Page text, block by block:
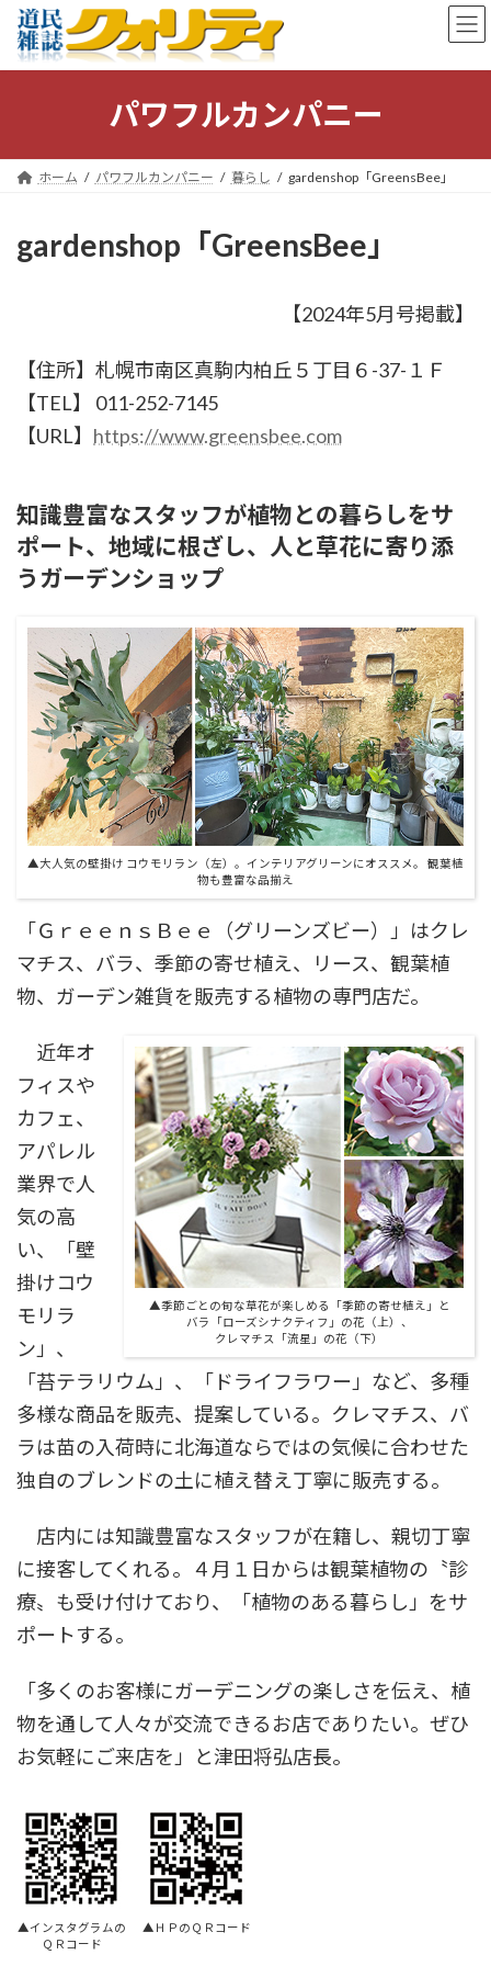
ン
キ
ー
に
パワフルカンパニー
ホーム パワフルカンパニー 暮らし gardenshop「GreensBee」
gardenshop「GreensBee」
【2024年5月号掲載】
【住所】札幌市南区真駒内柏丘５丁目６-37-１Ｆ
【TEL】 011-252-7145
【URL】 https://www.greensbee.com
知識豊富なスタッフが植物との暮らしをサ
ポート、地域に根ざし、人と草花に寄り添
うガーデンショップ
▲大人気の壁掛け コウモリラン（左）。インテリアグリーンにオススメ。 観葉植
物も豊富な品揃え
「ＧｒｅｅｎｓＢｅｅ（グリーンズビー）」はクレ
マチス、バラ、季節の寄せ植え、リース、観葉植
物、ガーデン雑貨を販売する植物の専門店だ。
▲季節ごとの旬な草花が楽しめる「季節の寄せ植え」と
バラ「ローズシナクティフ」の花（上）、
クレマチス「流星」の花（下）
近年オ
フィスや
カフェ、
アパレル
業界で人
気の高
い、「壁
掛けコウ
モリラ
ン」、
「苔テラリウム」、「ドライフラワー」など、多種
多様な商品を販売、提案している。クレマチス、バ
ラは苗の入荷時に北海道ならではの気候に合わせた
独自のブレンドの土に植え替え丁寧に販売する。
店内には知識豊富なスタッフが在籍し、親切丁寧
に接客してくれる。４月１日からは観葉植物の〝診
療〟も受け付けており、「植物のある暮らし」をサ
ポートする。
「多くのお客様にガーデニングの楽しさを伝え、植
物を通して人々が交流できるお店でありたい。ぜひ
お気軽にご来店を」と津田将弘店長。
▲インスタグラムの
ＱＲコード
▲ＨＰのＱＲコード